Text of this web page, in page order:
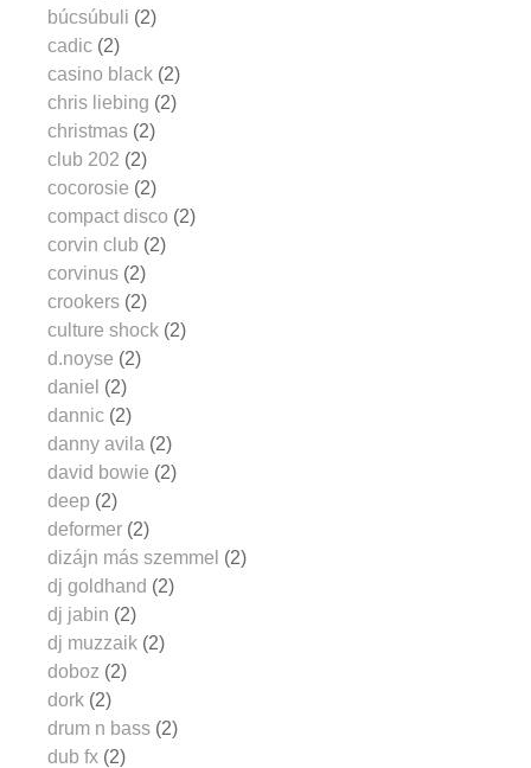
búcsúbuli (2)
cadic (2)
casino black (2)
chris liebing (2)
christmas (2)
club 202 (2)
cocorosie (2)
compact disco (2)
corvin club (2)
corvinus (2)
crookers (2)
culture shock (2)
d.noyse (2)
daniel (2)
dannic (2)
danny avila (2)
david bowie (2)
deep (2)
deformer (2)
dizájn más szemmel (2)
dj goldhand (2)
dj jabin (2)
dj muzzaik (2)
doboz (2)
dork (2)
drum n bass (2)
dub fx (2)